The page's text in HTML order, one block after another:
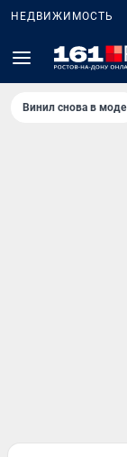
НЕДВИЖИМОСТЬ
Винил снова в моде